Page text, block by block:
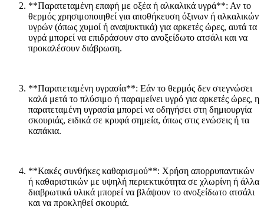
**Παρατεταμένη επαφή με οξέα ή αλκαλικά υγρά**: Αν το
θερμός χρησιμοποιηθεί για αποθήκευση όξινων ή αλκαλικών
υγρών (όπως χυμοί ή αναψυκτικά) για αρκετές ώρες, αυτά τα
υγρά μπορεί να επιδράσουν στο ανοξείδωτο ατσάλι και να
προκαλέσουν διάβρωση.
**Παρατεταμένη υγρασία**: Εάν το θερμός δεν στεγνώσει
καλά μετά το πλύσιμο ή παραμείνει υγρό για αρκετές ώρες, η
παρατεταμένη υγρασία μπορεί να οδηγήσει στη δημιουργία
σκουριάς, ειδικά σε κρυφά σημεία, όπως στις ενώσεις ή τα
καπάκια.
**Κακές συνθήκες καθαρισμού**: Χρήση απορρυπαντικών
ή καθαριστικών με υψηλή περιεκτικότητα σε χλωρίνη ή άλλα
διαβρωτικά υλικά μπορεί να βλάψουν το ανοξείδωτο ατσάλι
και να προκληθεί σκουριά.